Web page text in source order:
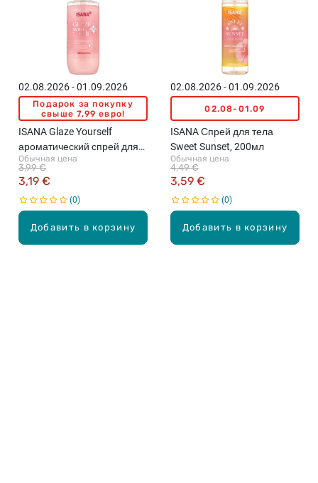
Добавить в корзину
02.08.2026 - 01.09.2026
Подарок за покупку
свыше 7,99 евро!
ISANA Glaze Yourself
ароматический спрей для
тела, 150мл
Обычная цена
3,19 €
3,99 €
0
Добавить в корзину
02.08.2026 - 01.09.2026
02.08-01.09
ISANA Спрей для тела
Sweet Sunset, 200мл
Обычная цена
3,59 €
4,49 €
0